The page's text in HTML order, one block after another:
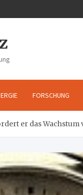
FORSCHUNG
er das